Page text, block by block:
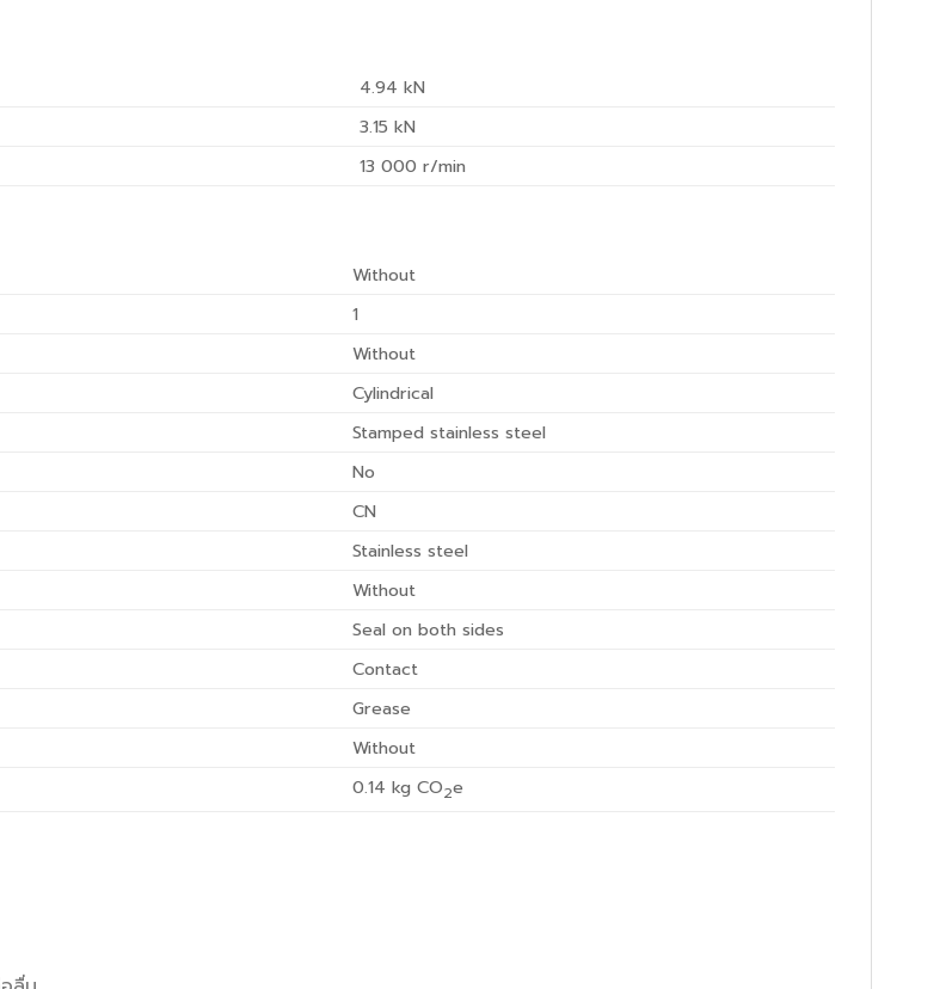
4.94 kN
3.15 kN
13 000 r/min
Without
1
Without
Cylindrical
Stamped stainless steel
No
CN
Stainless steel
Without
Seal on both sides
Contact
Grease
Without
0.14 kg CO2e